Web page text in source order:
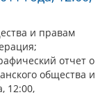
и правам
отчет о
общества и
12:00,